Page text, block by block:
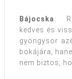
Bájocska:
kedves és
gyöngysor
bokájára,
nem biztos,